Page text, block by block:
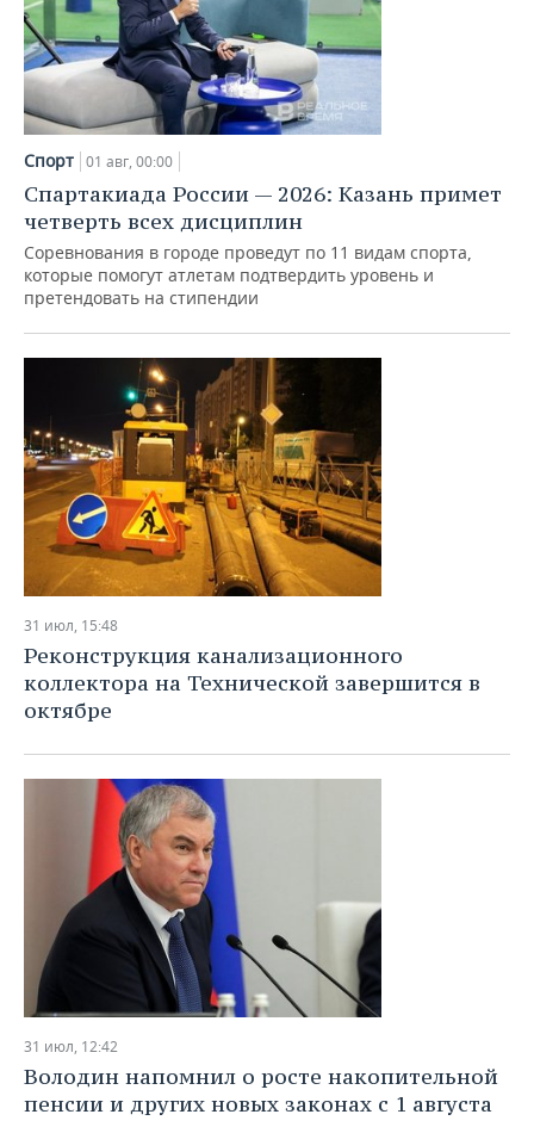
Спорт 01 авг, 00:00
Спартакиада России — 2026: Казань примет
четверть всех дисциплин
Соревнования в городе проведут по 11 видам спорта,
которые помогут атлетам подтвердить уровень и
претендовать на стипендии
31 июл, 15:48
Реконструкция канализационного
коллектора на Технической завершится в
октябре
31 июл, 12:42
Володин напомнил о росте накопительной
пенсии и других новых законах с 1 августа